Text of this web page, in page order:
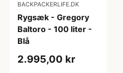
BACKPACKERLIFE.DK
Rygsæk - Gregory
Baltoro - 100 liter -
Blå
2.995,00 kr